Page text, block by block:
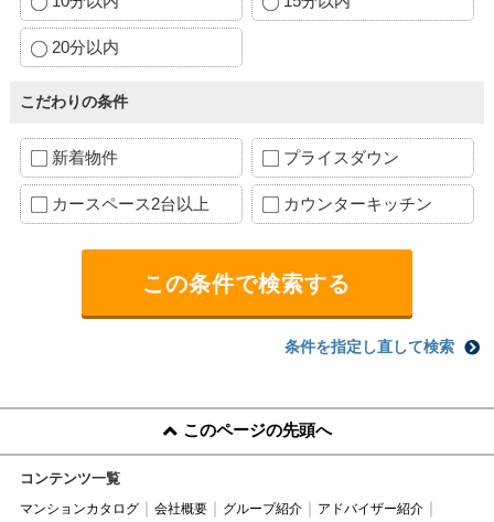
20分以内
こだわりの条件
新着物件 プライスダウン
カースペース2台以上 カウンターキッチン
条件を指定し直して検索
このページの先頭へ
コンテンツ一覧
マンションカタログ 会社概要 グループ紹介
アドバイザー紹介